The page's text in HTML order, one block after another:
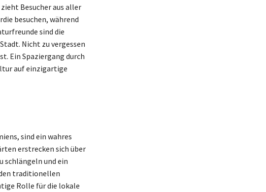
Besucher aus aller
besuchen, während
sind die
Nicht zu vergessen
Ein Spaziergang durch
auf einzigartige
sind ein wahres
erstrecken sich über
schlängeln und ein
traditionellen
Rolle für die lokale